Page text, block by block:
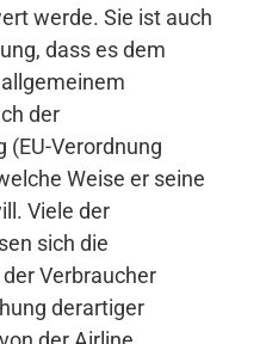
werde. Sie ist auch
dass es dem
der
(EU-Verordnung
Weise er seine
Viele der
sich die
Verbraucher
derartiger